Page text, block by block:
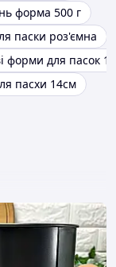
форма 500 г
паски роз'ємна
форми для пасок
пасхи 14см